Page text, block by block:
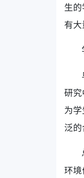
生
有
研
为
泛
环